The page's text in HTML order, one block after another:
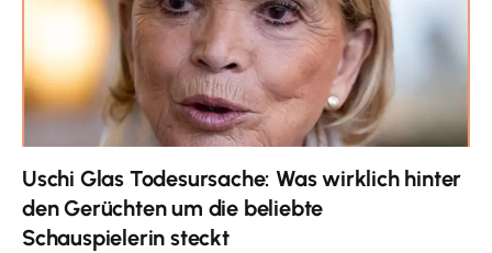
Uschi Glas Todesursache: Was wirklich hinter
den Gerüchten um die beliebte
Schauspielerin steckt